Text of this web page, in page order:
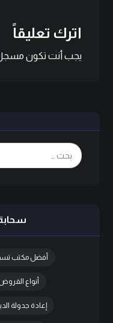
اترك تعليقاً
يجب أنت تكون
سحابة
أفضل مكتب
أنواع
إعادة جدولة